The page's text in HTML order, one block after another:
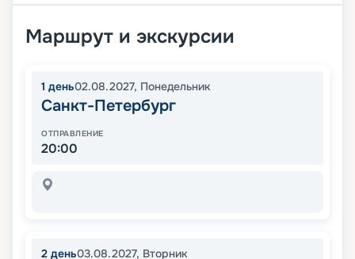
Маршрут и экскурсии
1 день02.08.2027, Понедельник
Санкт-Петербург
ОТПРАВЛЕНИЕ
20:00
2 день03.08.2027, Вторник